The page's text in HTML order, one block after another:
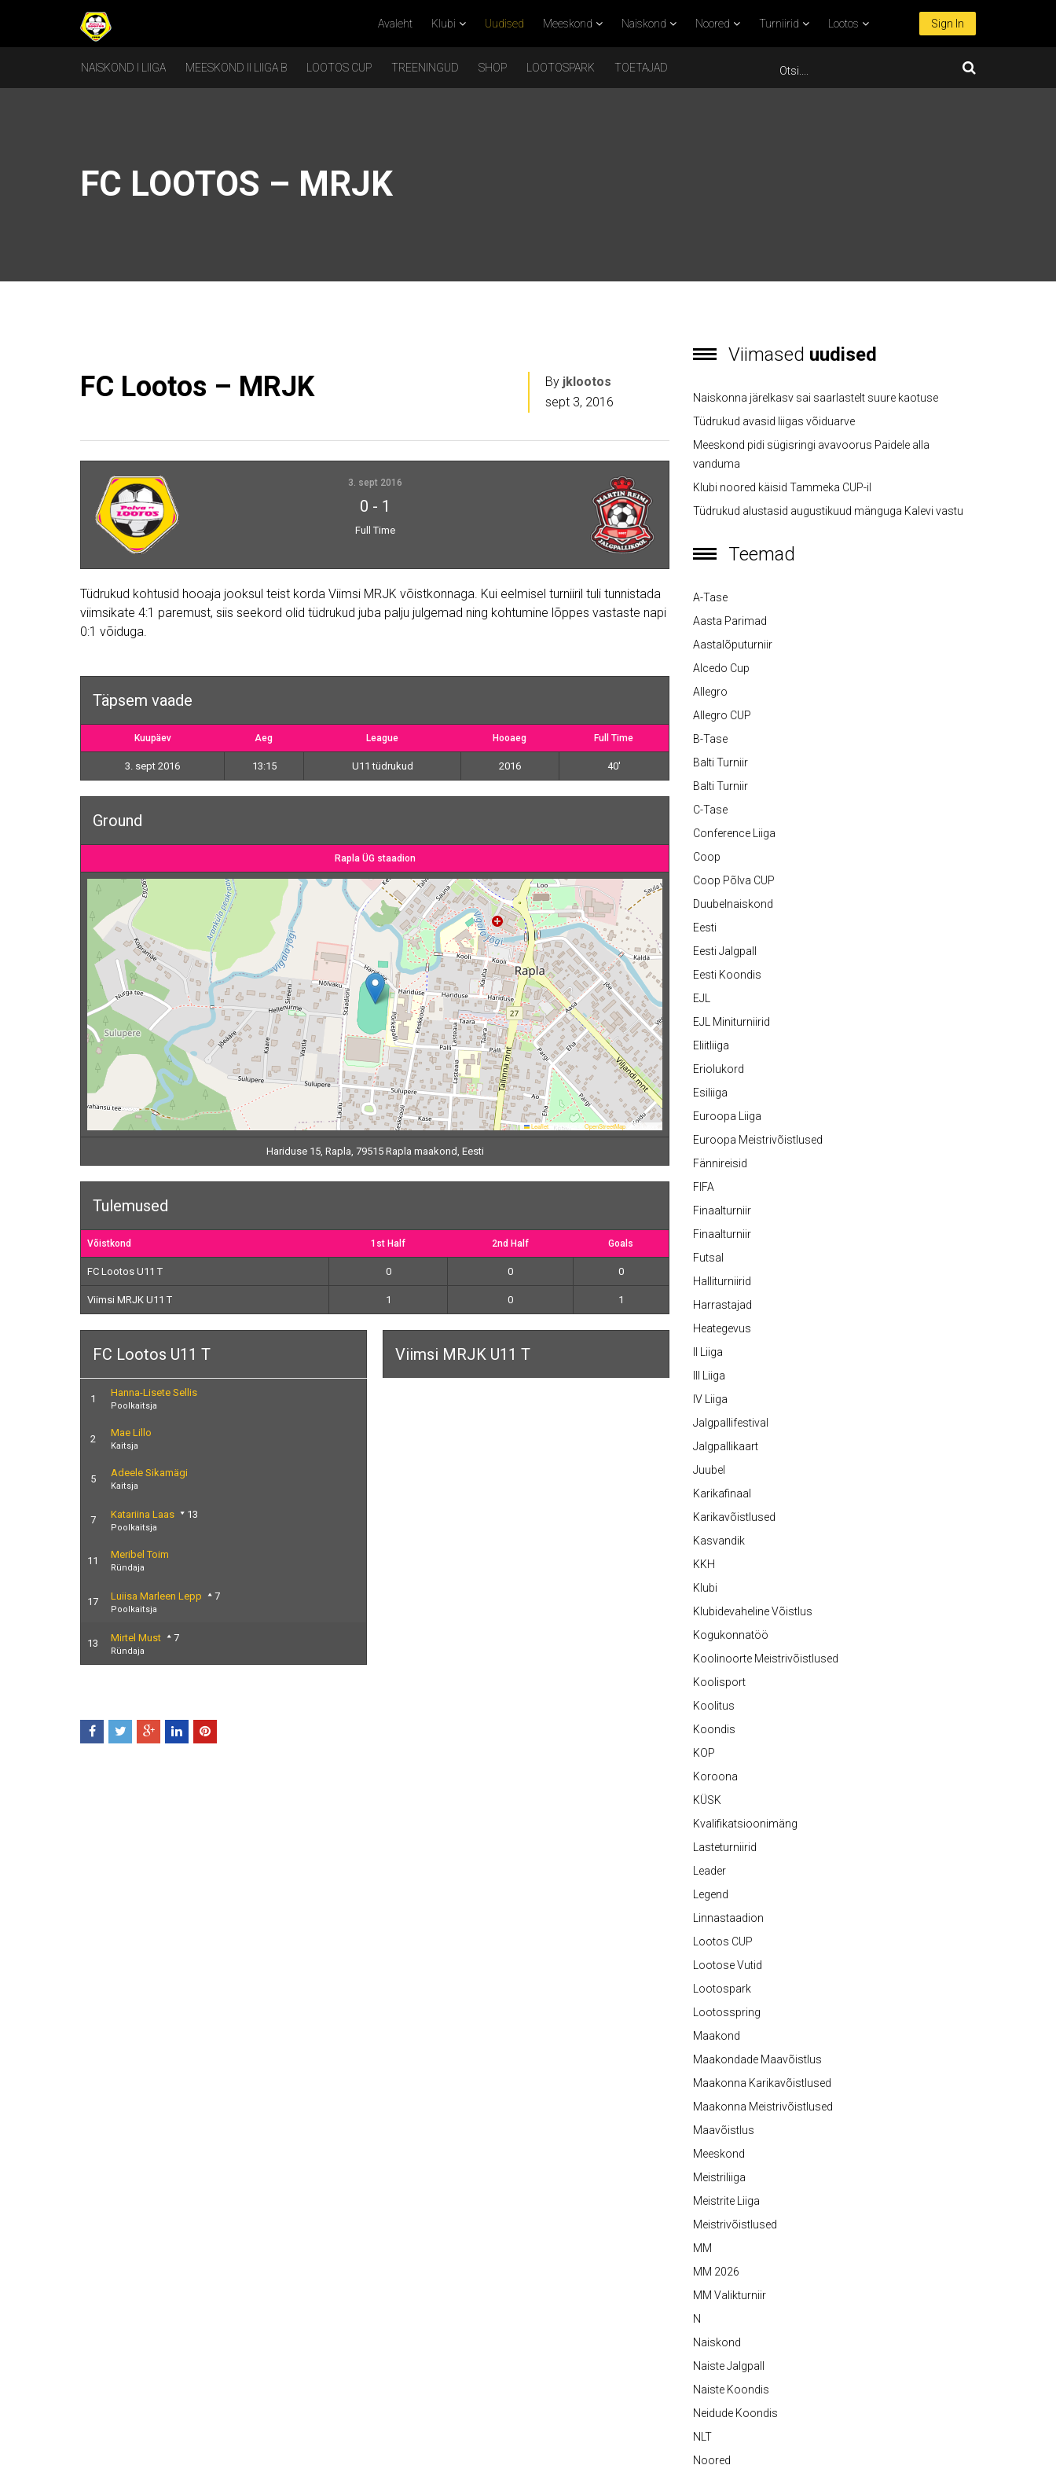
Avaleht Klubi Uudised Meeskond Naiskond Noored Turniirid Lootos Sign In
NAISKOND I LIIGA MEESKOND II LIIGA B LOOTOS CUP TREENINGUD SHOP LOOTOSPARK TOETAJAD
FC LOOTOS – MRJK
FC Lootos – MRJK By jklootos
sept 3, 2016
3. sept 2016
0 - 1
Full Time
Tüdrukud kohtusid hooaja jooksul teist korda Viimsi MRJK võistkonnaga. Kui eelmisel turniiril tuli tunnistada
viimsikate 4:1 paremust, siis seekord olid tüdrukud juba palju julgemad ning kohtumine lõppes vastaste napi
0:1 võiduga.
Täpsem vaade
Kuupäev Aeg League Hooaeg Full Time
3. sept 2016 13:15 U11 tüdrukud 2016 40'
Ground
Rapla ÜG staadion
Leaflet Map data © OpenStreetMap contributors
Hariduse 15, Rapla, 79515 Rapla maakond, Eesti
Tulemused
Võistkond 1st Half 2nd Half Goals
FC Lootos U11 T 0 0 0
Viimsi MRJK U11 T 1 0 1
FC Lootos U11 T
1
Hanna-Lisete Sellis
Poolkaitsja
2
Mae Lillo
Kaitsja
5
Adeele Sikamägi
Kaitsja
7 Katariina Laas 13
Poolkaitsja
11
Meribel Toim
Ründaja
17 Luiisa Marleen Lepp 7
Poolkaitsja
13 Mirtel Must 7
Ründaja
Viimsi MRJK U11 T
Viimased uudised
Naiskonna järelkasv sai saarlastelt suure kaotuse
Tüdrukud avasid liigas võiduarve
Meeskond pidi sügisringi avavoorus Paidele alla
vanduma
Klubi noored käisid Tammeka CUP-il
Tüdrukud alustasid augustikuud mänguga Kalevi vastu
Teemad
A-Tase
Aasta Parimad
Aastalõputurniir
Alcedo Cup
Allegro
Allegro CUP
B-Tase
Balti Turniir
Balti Turniir
C-Tase
Conference Liiga
Coop
Coop Põlva CUP
Duubelnaiskond
Eesti
Eesti Jalgpall
Eesti Koondis
EJL
EJL Miniturniirid
Eliitliiga
Eriolukord
Esiliiga
Euroopa Liiga
Euroopa Meistrivõistlused
Fännireisid
FIFA
Finaalturniir
Finaalturniir
Futsal
Halliturniirid
Harrastajad
Heategevus
II Liiga
III Liiga
IV Liiga
Jalgpallifestival
Jalgpallikaart
Juubel
Karikafinaal
Karikavõistlused
Kasvandik
KKH
Klubi
Klubidevaheline Võistlus
Kogukonnatöö
Koolinoorte Meistrivõistlused
Koolisport
Koolitus
Koondis
KOP
Koroona
KÜSK
Kvalifikatsioonimäng
Lasteturniirid
Leader
Legend
Linnastaadion
Lootos CUP
Lootose Vutid
Lootospark
Lootosspring
Maakond
Maakondade Maavõistlus
Maakonna Karikavõistlused
Maakonna Meistrivõistlused
Maavõistlus
Meeskond
Meistriliiga
Meistrite Liiga
Meistrivõistlused
MM
MM 2026
MM Valikturniir
N
Naiskond
Naiste Jalgpall
Naiste Koondis
Neidude Koondis
NLT
Noored